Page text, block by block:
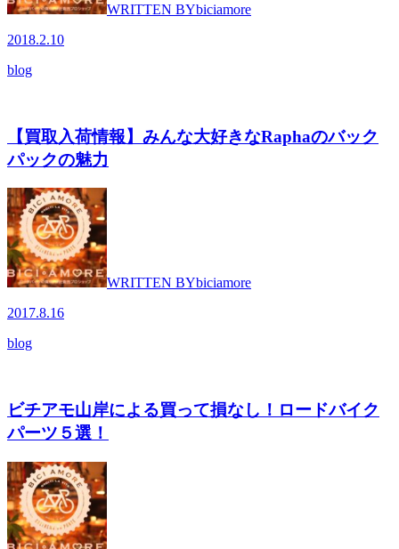
WRITTEN BYbiciamore
2018.2.10
blog
【買取入荷情報】みんな大好きなRaphaのバック
パックの魅力
WRITTEN BYbiciamore
2017.8.16
blog
ビチアモ山岸による買って損なし！ロードバイク
パーツ５選！